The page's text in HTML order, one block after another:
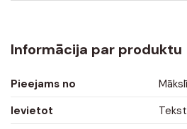
Informācija par produktu
Pieejams no
Ievietot